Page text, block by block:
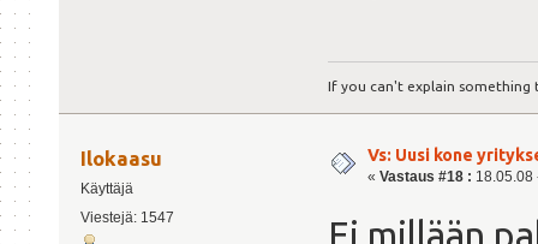
If you can't explain
Ilokaasu
Käyttäjä
Viestejä: 1547
Vs: Uusi kone
« Vastaus #18 : 18.05.08
Ei millään